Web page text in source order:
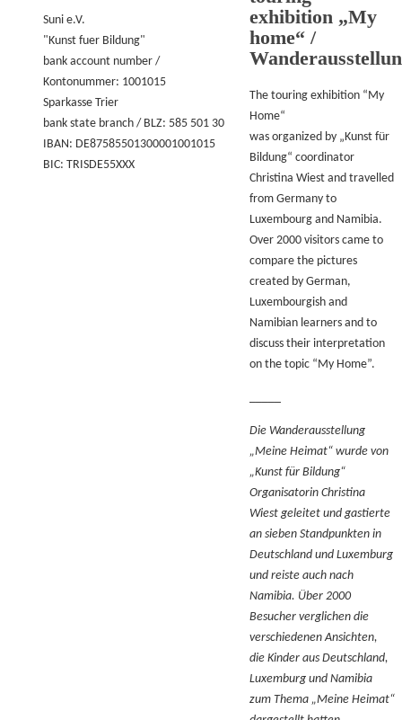
exhibition „My
home“ /
The touring exhibition “My
Home“
was organized by „Kunst für
Bildung“ coordinator
Christina Wiest and travelled
from Germany to
Luxembourg and Namibia.
Over 2000 visitors came to
compare the pictures
created by German,
Luxembourgish and
Namibian learners and to
discuss their interpretation
on the topic “My Home”.
Die Wanderausstellung
„Meine Heimat“ wurde von
„Kunst für Bildung“
Organisatorin Christina
Wiest geleitet und gastierte
an sieben Standpunkten in
Deutschland und Luxemburg
und reiste auch nach
Namibia. Über 2000
Besucher verglichen die
verschiedenen Ansichten,
die Kinder aus Deutschland,
Luxemburg und Namibia
zum Thema „Meine Heimat“
Suni e.V.
"Kunst fuer Bildung"
bank account number /
Kontonummer: 1001015
Sparkasse Trier
bank state branch / BLZ: 585 501 30
IBAN: DE87585501300001001015
BIC: TRISDE55XXX